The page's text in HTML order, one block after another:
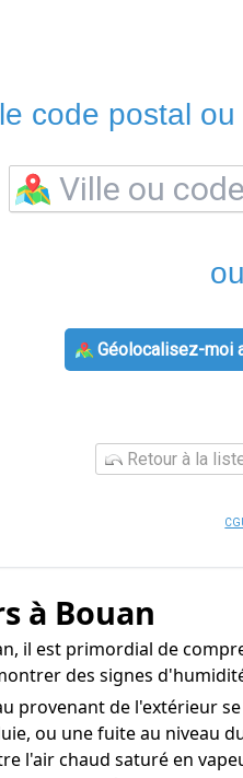
code postal
ou
Géolocalisez-moi
Retour à la
à Bouan
il est primordial de
des signes
provenant de l'extérieur
ou une fuite au niveau
l'air chaud saturé en